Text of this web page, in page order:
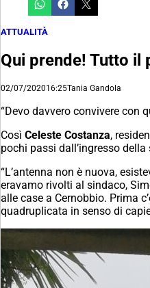
ATTUALITÀ
Qui prende! Tutto il
02/07/202016:25Tania Gandola
“Devo davvero convivere con
Così Celeste Costanza,
pochi passi dall’ingresso della
“L’antenna non è nuova,
eravamo rivolti al sindaco,
alle case a Cernobbio. Prima
quadruplicata in senso di